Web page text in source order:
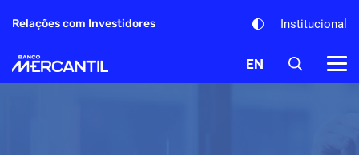
Relações com Investidores Institucional
EN